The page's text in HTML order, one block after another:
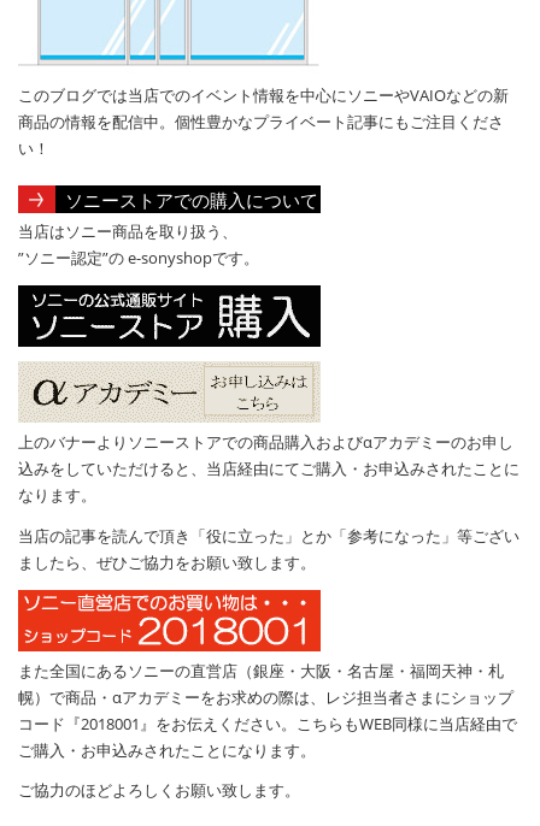
このブログでは当店でのイベント情報を中心にソニーやVAIOなどの新
商品の情報を配信中。個性豊かなプライベート記事にもご注目くださ
い！
ソニーストアでの購入について
当店はソニー商品を取り扱う、
”ソニー認定”の e-sonyshopです。
上のバナーよりソニーストアでの商品購入およびαアカデミーのお申し
込みをしていただけると、当店経由にてご購入・お申込みされたことに
なります。
当店の記事を読んで頂き「役に立った」とか「参考になった」等ござい
ましたら、ぜひご協力をお願い致します。
また全国にあるソニーの直営店（銀座・大阪・名古屋・福岡天神・札
幌）で商品・αアカデミーをお求めの際は、レジ担当者さまにショップ
コード『2018001』をお伝えください。こちらもWEB同様に当店経由で
ご購入・お申込みされたことになります。
ご協力のほどよろしくお願い致します。